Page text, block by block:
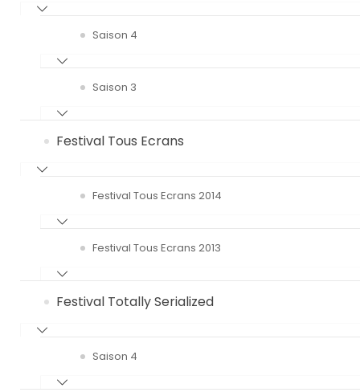
Saison 4
Saison 3
Festival Tous Ecrans
Festival Tous Ecrans 2014
Festival Tous Ecrans 2013
Festival Totally Serialized
Saison 4